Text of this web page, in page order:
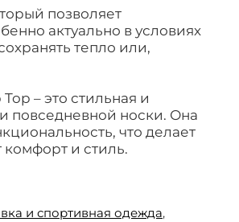
позволяет
актуально в условиях
тепло или,
– это стильная и
повседневной носки. Она
что делает
и стиль.
и спортивная одежда,